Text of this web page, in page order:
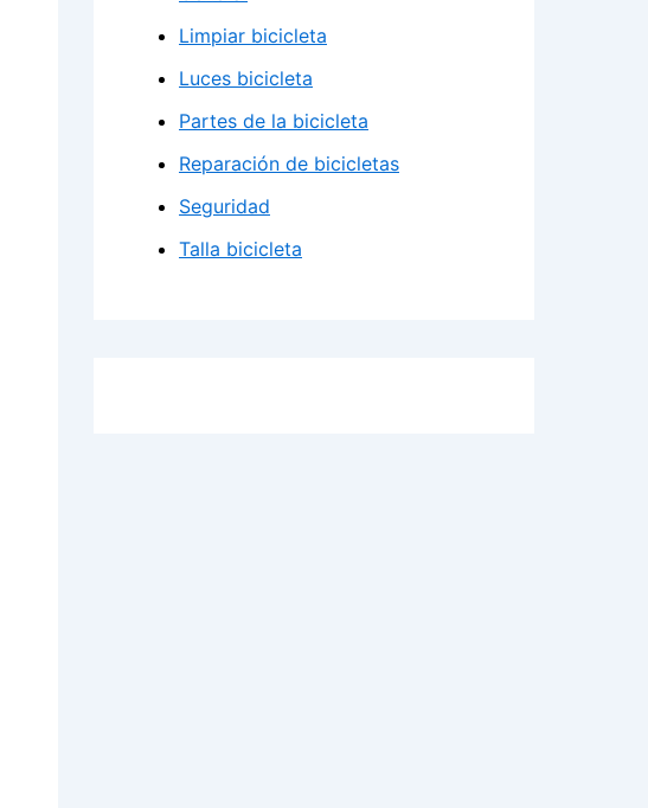
Limpiar bicicleta
Luces bicicleta
Partes de la bicicleta
Reparación de bicicletas
Seguridad
Talla bicicleta